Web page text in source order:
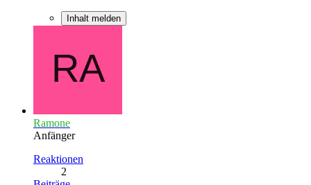
Inhalt melden
Ramone
Anfänger
Reaktionen
2